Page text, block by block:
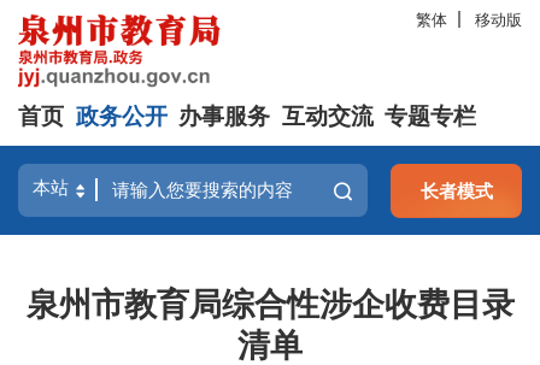
繁体 移动版
首页 政务公开 办事服务 互动交流 专题专栏
长者模式
泉州市教育局综合性涉企收费目录
清单